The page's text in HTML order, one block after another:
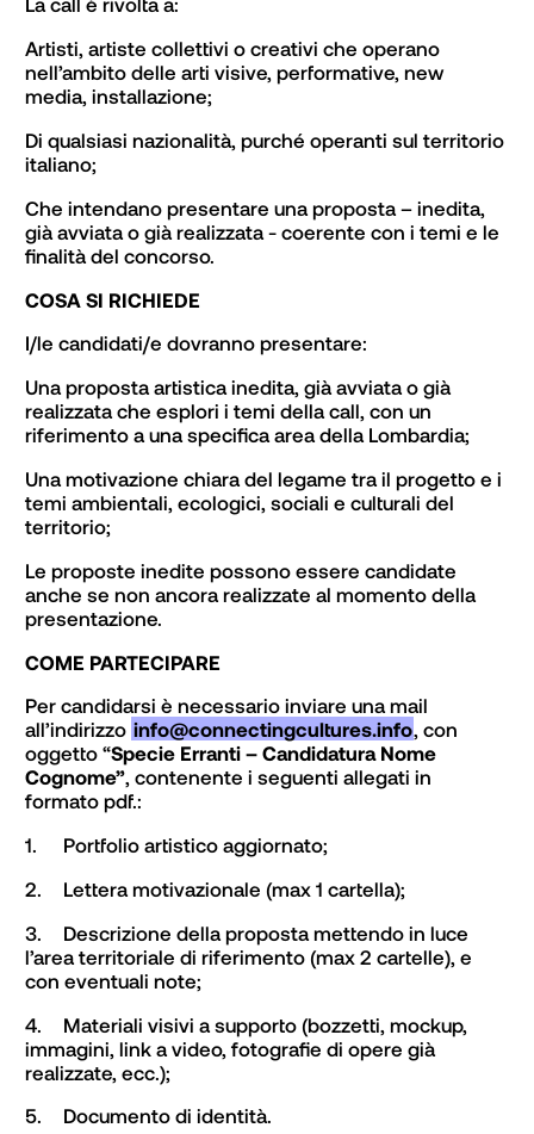
Artisti, artiste collettivi o creativi che operano
nell’ambito delle arti visive, performative, new
media, installazione;
Di qualsiasi nazionalità, purché operanti sul territorio
italiano;
Che intendano presentare una proposta – inedita,
già avviata o già realizzata - coerente con i temi e le
finalità del concorso.
COSA SI RICHIEDE
I/le candidati/e dovranno presentare:
Una proposta artistica inedita, già avviata o già
realizzata che esplori i temi della call, con un
riferimento a una specifica area della Lombardia;
Una motivazione chiara del legame tra il progetto e i
temi ambientali, ecologici, sociali e culturali del
territorio;
Le proposte inedite possono essere candidate
anche se non ancora realizzate al momento della
presentazione.
COME PARTECIPARE
Per candidarsi è necessario inviare una mail
all’indirizzo info@connectingcultures.info, con
oggetto “Specie Erranti – Candidatura Nome
Cognome”, contenente i seguenti allegati in
formato pdf.:
1.	Portfolio artistico aggiornato;
2.	Lettera motivazionale (max 1 cartella);
3.	Descrizione della proposta mettendo in luce
l’area territoriale di riferimento (max 2 cartelle), e
con eventuali note;
4.	Materiali visivi a supporto (bozzetti, mockup,
immagini, link a video, fotografie di opere già
realizzate, ecc.);
5.	Documento di identità.